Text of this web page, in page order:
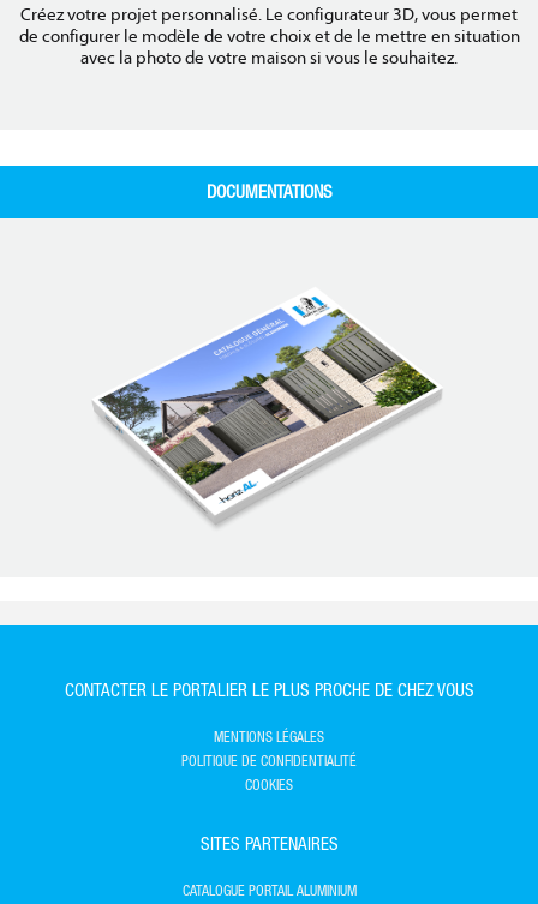
Créez votre projet personnalisé. Le configurateur 3D, vous permet
de configurer le modèle de votre choix et de le mettre en situation
avec la photo de votre maison si vous le souhaitez.
DOCUMENTATIONS
CONTACTER LE PORTALIER LE PLUS PROCHE DE CHEZ VOUS
MENTIONS LÉGALES
POLITIQUE DE CONFIDENTIALITÉ
COOKIES
SITES PARTENAIRES
CATALOGUE PORTAIL ALUMINIUM